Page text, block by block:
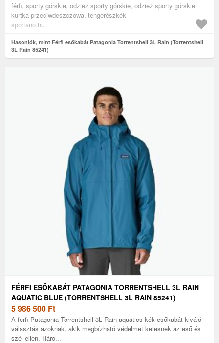
férfi, sporty górskie, odzież sporty górskie, odzież sporty górskie
kurtka przeciwdeszczowa, tengerészkék
sportano.hu
Hasonlók, mint Férfi esőkabát Patagonia Torrentshell 3L Rain (Torrentshell
3L Rain 85241)
FÉRFI ESŐKABÁT PATAGONIA TORRENTSHELL 3L RAIN
AQUATIC BLUE (TORRENTSHELL 3L RAIN 85241)
5 986 500 Ft
A férfi Patagonia Torrentshell 3L Rain aquatics kék esőkabát kiváló
választás azoknak, akik megbízható védelmet keresnek az eső és
szél ellen. Háro...